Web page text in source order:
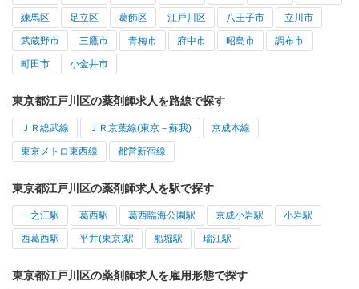
練馬区 足立区 葛飾区 江戸川区 八王子市 立川市
武蔵野市 三鷹市 青梅市 府中市 昭島市 調布市
町田市 小金井市
東京都江戸川区の薬剤師求人を路線で探す
ＪＲ総武線 ＪＲ京葉線(東京－蘇我) 京成本線
東京メトロ東西線 都営新宿線
東京都江戸川区の薬剤師求人を駅で探す
一之江駅 葛西駅 葛西臨海公園駅 京成小岩駅 小岩駅
西葛西駅 平井(東京)駅 船堀駅 瑞江駅
東京都江戸川区の薬剤師求人を雇用形態で探す